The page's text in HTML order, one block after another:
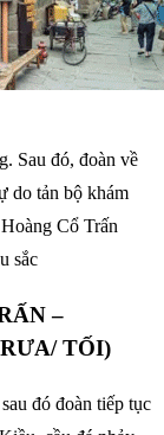
Sau đó, đoàn về
do tản bộ khám
Cổ Trấn
sắc
–
TỐI)
đó đoàn tiếp tục